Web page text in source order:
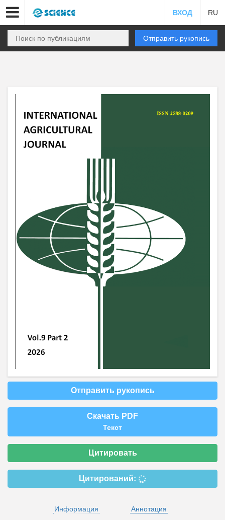
ВХОД RU
Отправить рукопись
Отправить рукопись
Скачать PDF
Текст
Цитировать
Цитирований:
Информация
Аннотация